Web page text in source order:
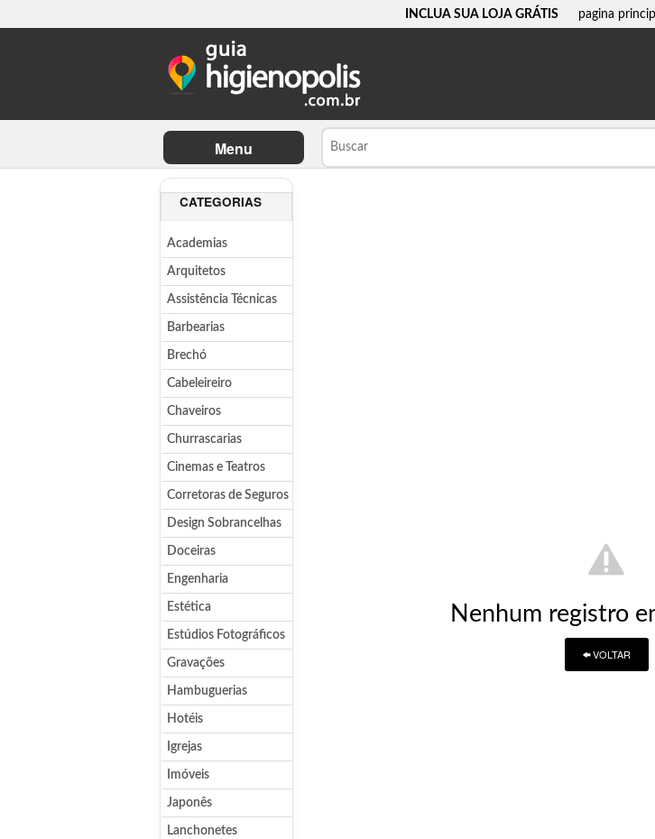
INCLUA SUA LOJA GRÁTIS pagina
Menu
CATEGORIAS
Academias
Arquitetos
Assistência Técnicas
Barbearias
Brechó
Cabeleireiro
Chaveiros
Churrascarias
Cinemas e Teatros
Corretoras de Seguros
Design Sobrancelhas
Doceiras
Engenharia
Estética
Estúdios Fotográficos
Gravações
Hambuguerias
Hotéis
Igrejas
Imóveis
Japonês
Lanchonetes
Nenhum registro
VOLTAR